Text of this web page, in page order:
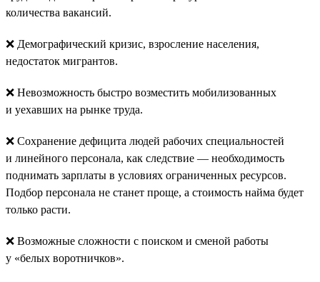
количества вакансий.
❌ Демографический кризис, взросление населения,
недостаток мигрантов.
❌ Невозможность быстро возместить мобилизованных
и уехавших на рынке труда.
❌ Сохранение дефицита людей рабочих специальностей
и линейного персонала, как следствие — необходимость
поднимать зарплаты в условиях ограниченных ресурсов.
Подбор персонала не станет проще, а стоимость найма будет
только расти.
❌ Возможные сложности с поиском и сменой работы
у «белых воротничков».